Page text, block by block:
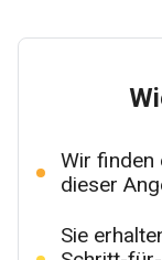
Wir finden
dieser
Sie